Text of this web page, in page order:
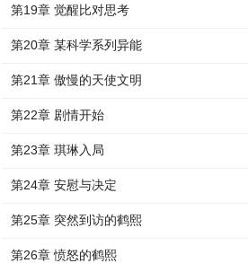
第19章 觉醒比对思考
第20章 某科学系列异能
第21章 傲慢的天使文明
第22章 剧情开始
第23章 琪琳入局
第24章 安慰与决定
第25章 突然到访的鹤熙
第26章 愤怒的鹤熙